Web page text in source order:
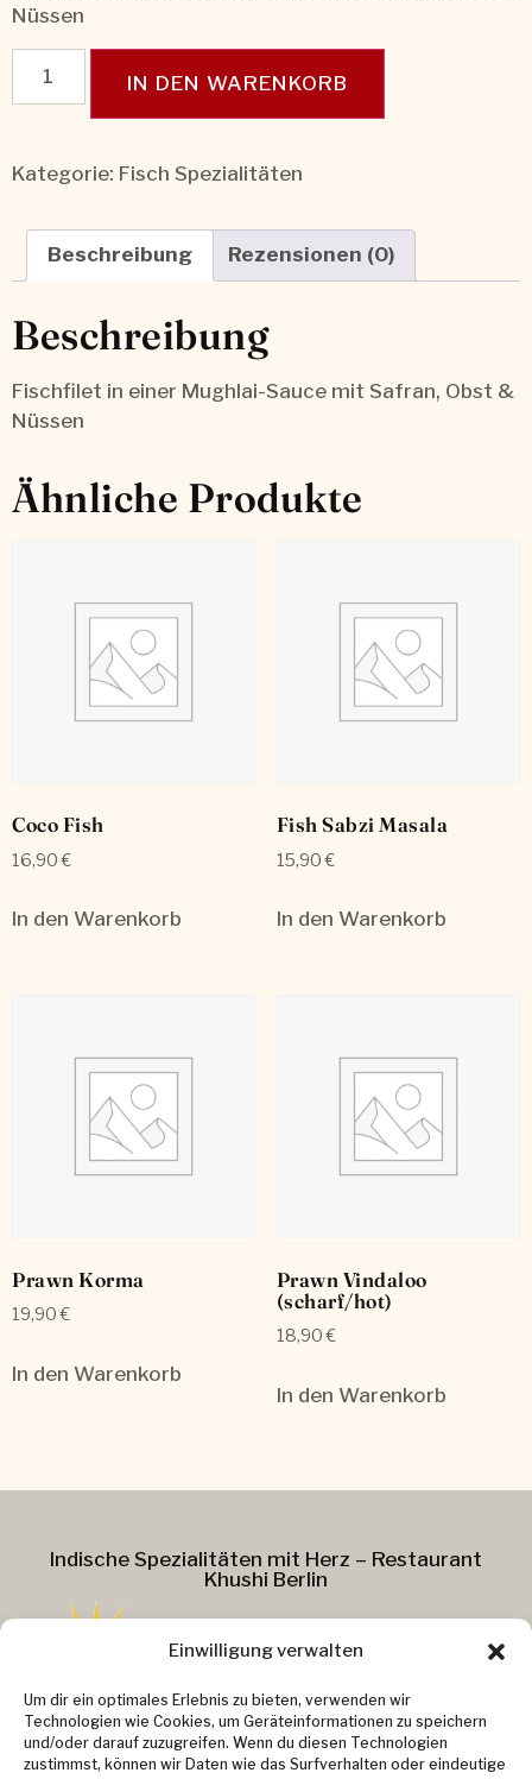
Einwilligung verwalten
Um dir ein optimales Erlebnis zu bieten, verwenden wir
Technologien wie Cookies, um Geräteinformationen zu speichern
und/oder darauf zuzugreifen. Wenn du diesen Technologien
zustimmst, können wir Daten wie das Surfverhalten oder eindeutige
Nüssen
IN DEN WARENKORB
Kategorie: Fisch Spezialitäten
Beschreibung Rezensionen (0)
Beschreibung
Fischfilet in einer Mughlai-Sauce mit Safran, Obst &
Nüssen
Ähnliche Produkte
Coco Fish
16,90€
In den Warenkorb
Fish Sabzi Masala
15,90€
In den Warenkorb
Prawn Korma
19,90€
In den Warenkorb
Prawn Vindaloo
(scharf/hot)
18,90€
In den Warenkorb
Indische Spezialitäten mit Herz – Restaurant
Khushi Berlin
Addresse :
Kollwitzstr. 37
10405 Berlin